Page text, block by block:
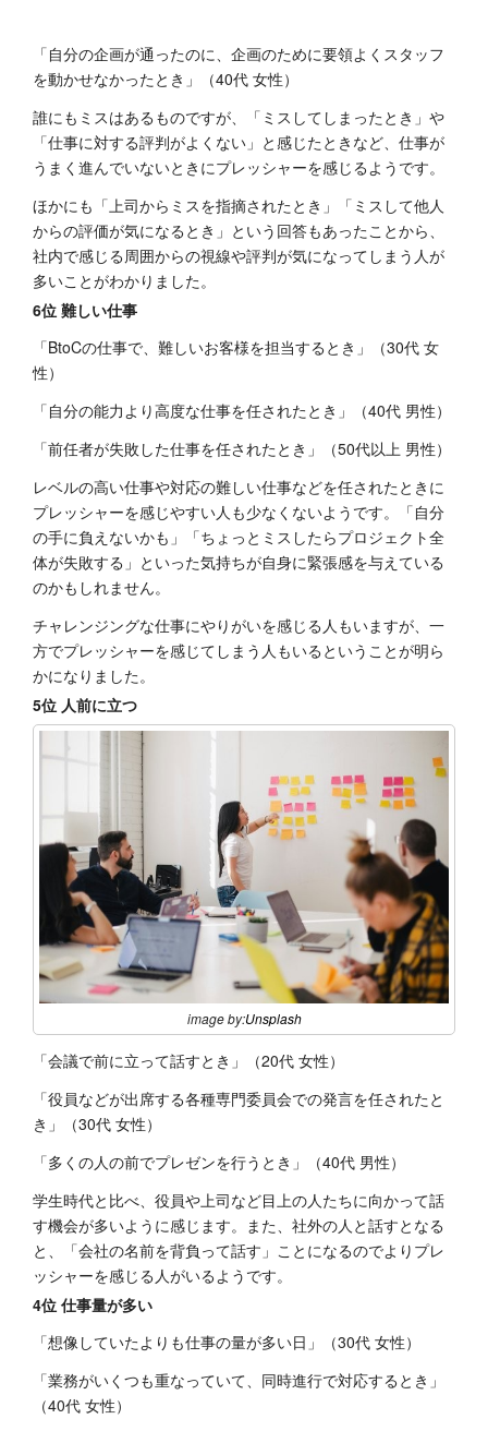
「自分の企画が通ったのに、企画のために要領よくスタッフ
を動かせなかったとき」（40代 女性）
誰にもミスはあるものですが、「ミスしてしまったとき」や
「仕事に対する評判がよくない」と感じたときなど、仕事が
うまく進んでいないときにプレッシャーを感じるようです。
ほかにも「上司からミスを指摘されたとき」「ミスして他人
からの評価が気になるとき」という回答もあったことから、
社内で感じる周囲からの視線や評判が気になってしまう人が
多いことがわかりました。
6位 難しい仕事
「BtoCの仕事で、難しいお客様を担当するとき」（30代 女
性）
「自分の能力より高度な仕事を任されたとき」（40代 男性）
「前任者が失敗した仕事を任されたとき」（50代以上 男性）
レベルの高い仕事や対応の難しい仕事などを任されたときに
プレッシャーを感じやすい人も少なくないようです。「自分
の手に負えないかも」「ちょっとミスしたらプロジェクト全
体が失敗する」といった気持ちが自身に緊張感を与えている
のかもしれません。
チャレンジングな仕事にやりがいを感じる人もいますが、一
方でプレッシャーを感じてしまう人もいるということが明ら
かになりました。
5位 人前に立つ
image by:Unsplash
「会議で前に立って話すとき」（20代 女性）
「役員などが出席する各種専門委員会での発言を任されたと
き」（30代 女性）
「多くの人の前でプレゼンを行うとき」（40代 男性）
学生時代と比べ、役員や上司など目上の人たちに向かって話
す機会が多いように感じます。また、社外の人と話すとなる
と、「会社の名前を背負って話す」ことになるのでよりプレ
ッシャーを感じる人がいるようです。
4位 仕事量が多い
「想像していたよりも仕事の量が多い日」（30代 女性）
「業務がいくつも重なっていて、同時進行で対応するとき」
（40代 女性）